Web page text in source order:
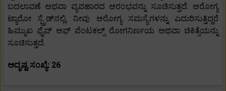
ಬದಲಾವಣೆ ಅಥವಾ ವ್ಯವಹಾರದ ಆರಂಭವನ್ನು ಸೂಚಿಸುತ್ತದೆ. ಆರೋಗ್ಯ
ಟ್ಯಾರೋ ಸ್ಪ್ರೆಡ್‌ನಲ್ಲಿ, ನೀವು ಆರೋಗ್ಯ ಸಮಸ್ಯೆಗಳನ್ನು ಎದುರಿಸುತ್ತಿದ್ದರೆ
ಹಿಮ್ಮುಖ ಫೈವ್ ಆಫ್ ಪೆಂಟಕಲ್ಸ್ ರೋಗನಿರ್ಣಯ ಅಥವಾ ಚಿಕಿತ್ಸೆಯನ್ನು
ಸೂಚಿಸುತ್ತದೆ.
ಅದೃಷ್ಟ ಸಂಖ್ಯೆ: 26